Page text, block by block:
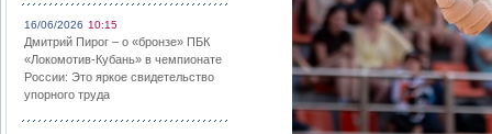
16/06/2026 10:15
Дмитрий Пирог – о «бронзе» ПБК
«Локомотив-Кубань» в чемпионате
России: Это яркое свидетельство
упорного труда